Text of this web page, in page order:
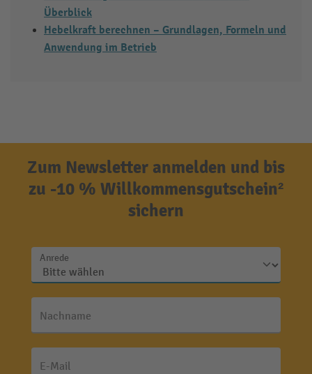
Überblick
Hebelkraft berechnen – Grundlagen, Formeln und
Anwendung im Betrieb
Zum Newsletter anmelden und bis
zu -10 % Willkommensgutschein²
sichern
Anrede
Nachname
E-Mail